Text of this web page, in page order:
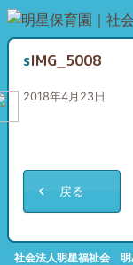
sIMG_5008
2018年4月23日
戻る
社会法人明星福祉会 明